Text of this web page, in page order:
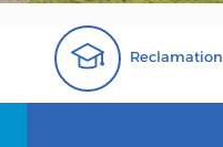
Reclamation